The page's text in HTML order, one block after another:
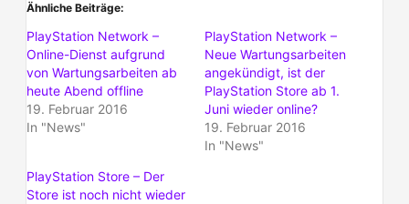
Ähnliche Beiträge
PlayStation Network –
Online-Dienst aufgrund
von Wartungsarbeiten ab
heute Abend offline
19. Februar 2016
In "News"
PlayStation Network –
Neue Wartungsarbeiten
angekündigt, ist der
PlayStation Store ab 1.
Juni wieder online?
19. Februar 2016
In "News"
PlayStation Store – Der
Store ist noch nicht wieder